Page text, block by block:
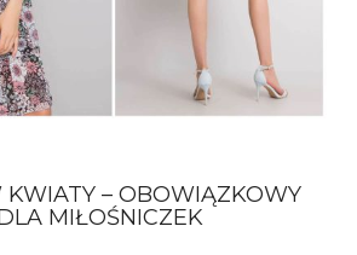
KWIATY – OBOWIĄZKOWY
MIŁOŚNICZEK